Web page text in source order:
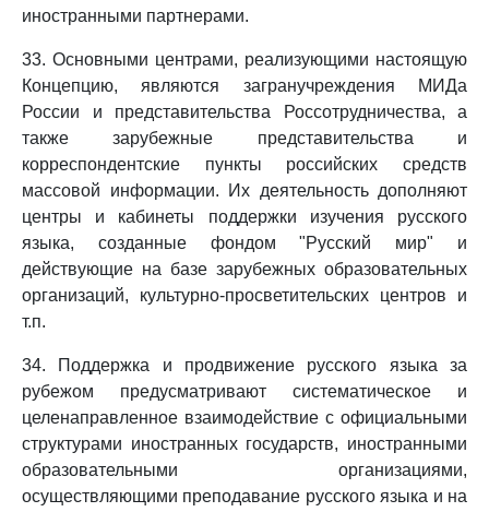
иностранными партнерами.
33. Основными центрами, реализующими настоящую
Концепцию, являются загранучреждения МИДа
России и представительства Россотрудничества, а
также зарубежные представительства и
корреспондентские пункты российских средств
массовой информации. Их деятельность дополняют
центры и кабинеты поддержки изучения русского
языка, созданные фондом "Русский мир" и
действующие на базе зарубежных образовательных
организаций, культурно-просветительских центров и
т.п.
34. Поддержка и продвижение русского языка за
рубежом предусматривают систематическое и
целенаправленное взаимодействие с официальными
структурами иностранных государств, иностранными
образовательными организациями,
осуществляющими преподавание русского языка и на